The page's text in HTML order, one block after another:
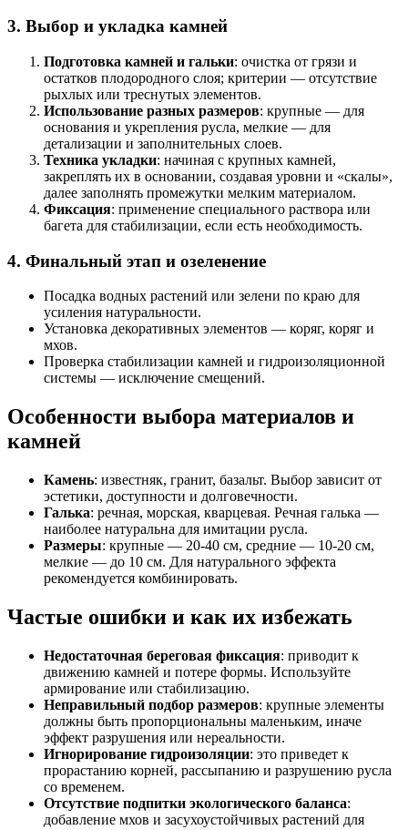
3. Выбор и укладка камней
Подготовка камней и гальки: очистка от грязи и
остатков плодородного слоя; критерии — отсутствие
рыхлых или треснутых элементов.
Использование разных размеров: крупные — для
основания и укрепления русла, мелкие — для
детализации и заполнительных слоев.
Техника укладки: начиная с крупных камней,
закреплять их в основании, создавая уровни и «скалы»,
далее заполнять промежутки мелким материалом.
Фиксация: применение специального раствора или
багета для стабилизации, если есть необходимость.
4. Финальный этап и озеленение
Посадка водных растений или зелени по краю для
усиления натуральности.
Установка декоративных элементов — коряг, коряг и
мхов.
Проверка стабилизации камней и гидроизоляционной
системы — исключение смещений.
Особенности выбора материалов и
камней
Камень: известняк, гранит, базальт. Выбор зависит от
эстетики, доступности и долговечности.
Галька: речная, морская, кварцевая. Речная галька —
наиболее натуральна для имитации русла.
Размеры: крупные — 20-40 см, средние — 10-20 см,
мелкие — до 10 см. Для натурального эффекта
рекомендуется комбинировать.
Частые ошибки и как их избежать
Недостаточная береговая фиксация: приводит к
движению камней и потере формы. Используйте
армирование или стабилизацию.
Неправильный подбор размеров: крупные элементы
должны быть пропорциональны маленьким, иначе
эффект разрушения или нереальности.
Игнорирование гидроизоляции: это приведет к
прорастанию корней, рассыпанию и разрушению русла
со временем.
Отсутствие подпитки экологического баланса:
добавление мхов и засухоустойчивых растений для